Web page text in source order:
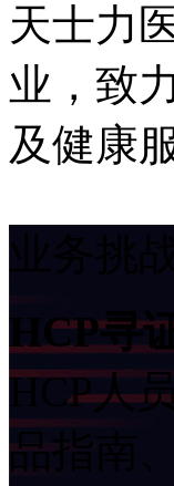
天士力
业，
及健康
HCP寻
HCP人
品指南